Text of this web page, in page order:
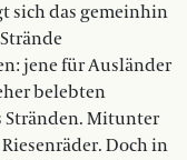
sich das gemeinhin
jene für Ausländer
belebten
Stränden. Mitunter
Doch in